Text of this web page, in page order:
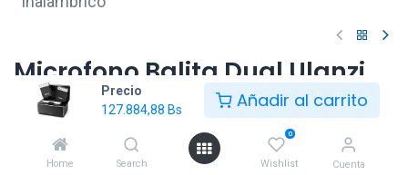
Precio
127.884,88 Bs Añadir al carrito
Home Search
0
Wishlist Cuenta
Microfono Balita Dual Ulanzi
U-mic Am18 Inalambrico
127.884,88 Bs